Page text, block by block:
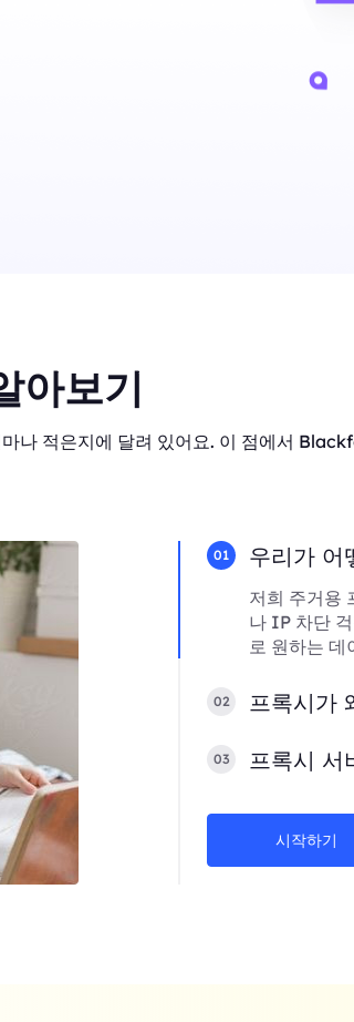
아보기
나 적은지에 달려 있어요. 이 점에서
01 우리가 어
저희 주거용
나 IP 차단
로 원하는 데
02 프록시가
03 프록시 서
시작하기